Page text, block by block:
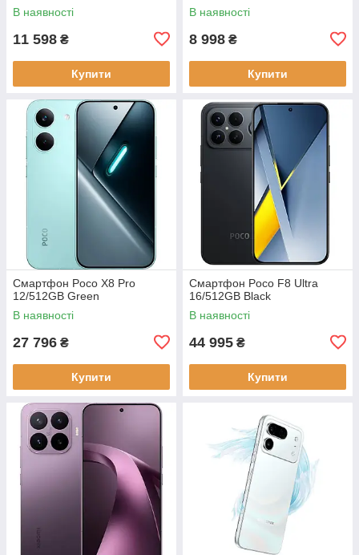
В наявності
11 598 ₴
Купити
В наявності
8 998 ₴
Купити
Смартфон Poco X8 Pro
12/512GB Green
В наявності
27 796 ₴
Купити
Смартфон Poco F8 Ultra
16/512GB Black
В наявності
44 995 ₴
Купити